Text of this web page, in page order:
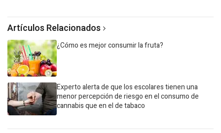
Artículos Relacionados
¿Cómo es mejor consumir la fruta?
Experto alerta de que los escolares tienen una
menor percepción de riesgo en el consumo de
cannabis que en el de tabaco